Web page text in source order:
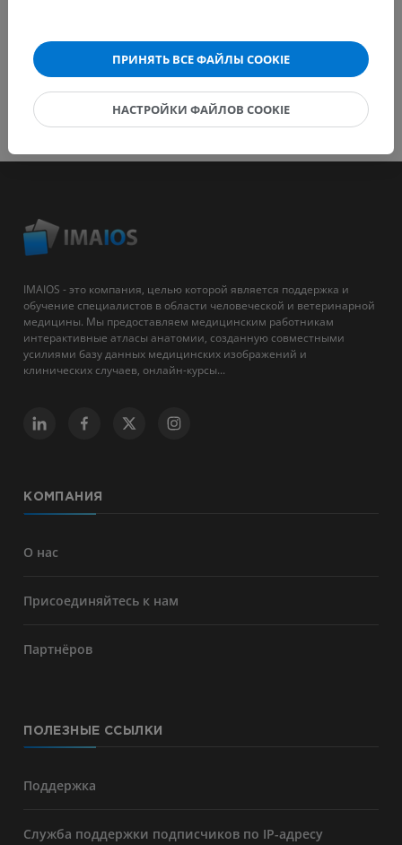
IMAIOS - это компания, целью которой является поддержка и
обучение специалистов в области человеческой и ветеринарной
медицины. Мы предоставляем медицинским работникам
интерактивные атласы анатомии, созданную совместными
усилиями базу данных медицинских изображений и
клинических случаев, онлайн-курсы...
КОМПАНИЯ
О нас
Присоединяйтесь к нам
Партнёров
ПОЛЕЗНЫЕ ССЫЛКИ
Поддержка
Служба поддержки подписчиков по IP-адресу
ПРИНЯТЬ ВСЕ ФАЙЛЫ COOKIE
НАСТРОЙКИ ФАЙЛОВ COOKIE